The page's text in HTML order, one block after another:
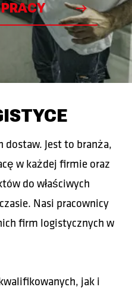
dostaw. Jest to branża,
w każdej firmie oraz
do właściwych
Nasi pracownicy
firm logistycznych w
jak i